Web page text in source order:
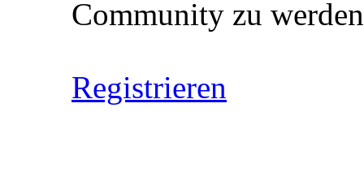
Community zu
Registrieren